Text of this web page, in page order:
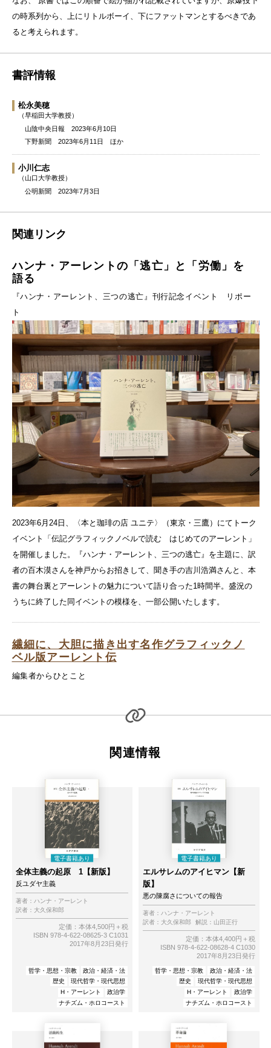
の時系列から、上にリトルボーイ、下にファットマンとするべきであ
ると考えられます。
書評情報
松永美穂
（早稲田大学教授）
山陰中央日報 2023年6月10日
下野新聞 2023年6月11日 ほか
小川仁志
（山口大学教授）
公明新聞 2023年7月3日
関連リンク
ハンナ・アーレントの「逃亡」と「労働」を
語る
『ハンナ・アーレント、三つの逃亡』刊行記念イベント リポー
ト
2023年6月24日、〈本と珈琲の店 ユニテ〉（東京・三鷹）にてトーク
イベント「伝記グラフィックノベルで読む はじめてのアーレント」
を開催しました。『ハンナ・アーレント、三つの逃亡』を主題に、訳
者の百木漠さんを神戸からお招きして、聞き手の吉川浩満さんと、本
書の舞台裏とアーレントの魅力について語り合った1時間半。盛況の
うちに終了した同イベントの模様を、一部公開いたします。
繊細に、大胆に描き出す名作グラフィックノ
ベル版アーレント伝
編集者からひとこと
関連情報
全体主義の起原 1【新版】
反ユダヤ主義
著者： ハンナ・アーレント
訳者： 大久保和郎
定価：本体4,500円＋税
ISBN 978-4-622-08625-3 C1031
2017年8月23日発行
哲学・思想・宗教
政治・経済・法
歴史
現代哲学・現代思想
H・アーレント
政治学
ナチズム・ホロコースト
エルサレムのアイヒマン【新
版】
悪の陳腐さについての報告
著者： ハンナ・アーレント
訳者： 大久保和郎 解説： 山田正行
定価：本体4,400円＋税
ISBN 978-4-622-08628-4 C1030
2017年8月23日発行
哲学・思想・宗教
政治・経済・法
歴史
現代哲学・現代思想
H・アーレント
政治学
ナチズム・ホロコースト